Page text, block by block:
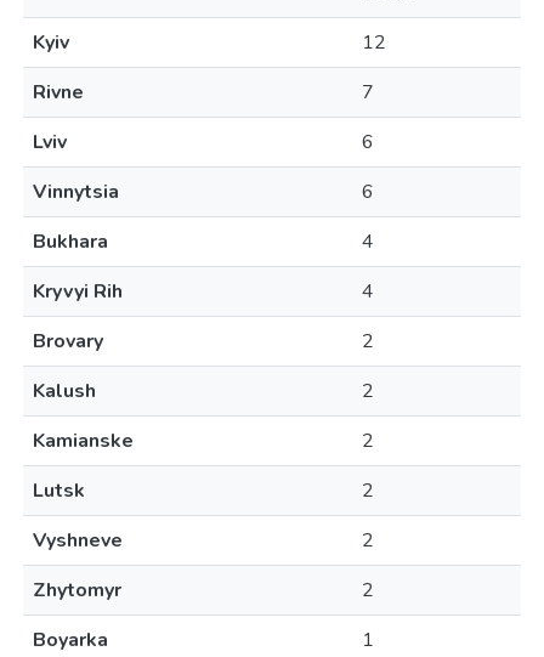
Kyiv
12
Rivne
7
Lviv
6
Vinnytsia
6
Bukhara
4
Kryvyi Rih
4
Brovary
2
Kalush
2
Kamianske
2
Lutsk
2
Vyshneve
2
Zhytomyr
2
Boyarka
1